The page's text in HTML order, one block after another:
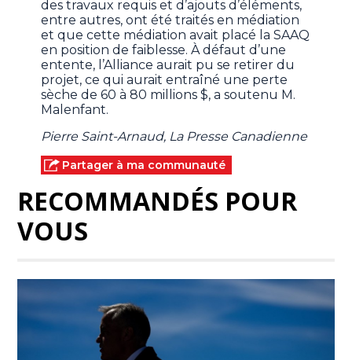
des travaux requis et d’ajouts d’éléments,
entre autres, ont été traités en médiation
et que cette médiation avait placé la SAAQ
en position de faiblesse. À défaut d’une
entente, l’Alliance aurait pu se retirer du
projet, ce qui aurait entraîné une perte
sèche de 60 à 80 millions $, a soutenu M.
Malenfant.
Pierre Saint-Arnaud, La Presse Canadienne
Partager à ma communauté
RECOMMANDÉS POUR
VOUS